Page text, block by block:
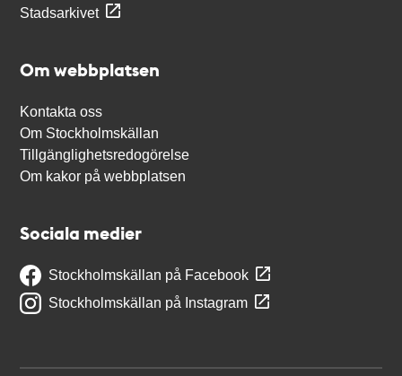
Stadsarkivet
Om webbplatsen
Kontakta oss
Om Stockholmskällan
Tillgänglighetsredogörelse
Om kakor på webbplatsen
Sociala medier
Stockholmskällan på Facebook
Stockholmskällan på Instagram